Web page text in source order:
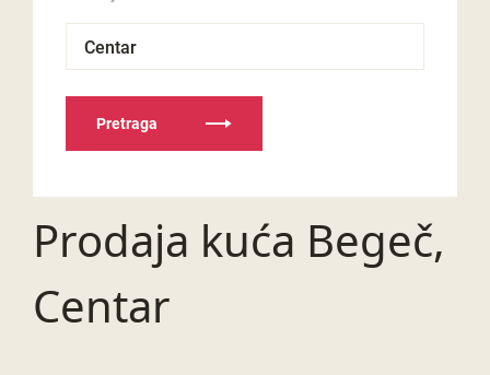
Centar
Pretraga
Prodaja kuća Begeč,
Centar